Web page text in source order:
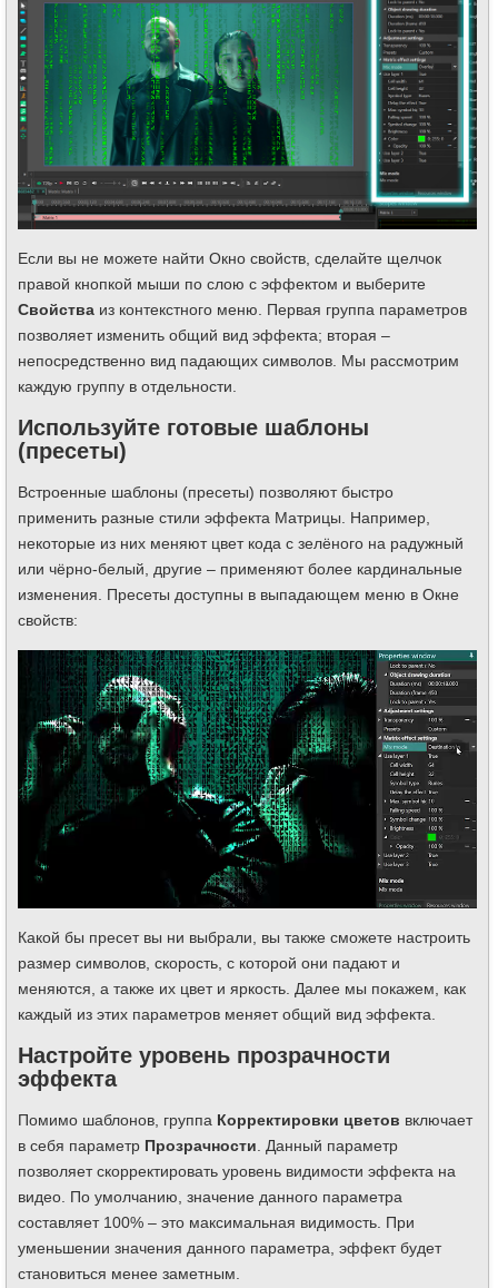
Если вы не можете найти Окно свойств, сделайте щелчок
правой кнопкой мыши по слою с эффектом и выберите
Свойства из контекстного меню. Первая группа параметров
позволяет изменить общий вид эффекта; вторая –
непосредственно вид падающих символов. Мы рассмотрим
каждую группу в отдельности.
Используйте готовые шаблоны
(пресеты)
Встроенные шаблоны (пресеты) позволяют быстро
применить разные стили эффекта Матрицы. Например,
некоторые из них меняют цвет кода с зелёного на радужный
или чёрно-белый, другие – применяют более кардинальные
изменения. Пресеты доступны в выпадающем меню в Окне
свойств:
Какой бы пресет вы ни выбрали, вы также сможете настроить
размер символов, скорость, с которой они падают и
меняются, а также их цвет и яркость. Далее мы покажем, как
каждый из этих параметров меняет общий вид эффекта.
Настройте уровень прозрачности
эффекта
Помимо шаблонов, группа Корректировки цветов включает
в себя параметр Прозрачности . Данный параметр
позволяет скорректировать уровень видимости эффекта на
видео. По умолчанию, значение данного параметра
составляет 100% – это максимальная видимость. При
уменьшении значения данного параметра, эффект будет
становиться менее заметным.